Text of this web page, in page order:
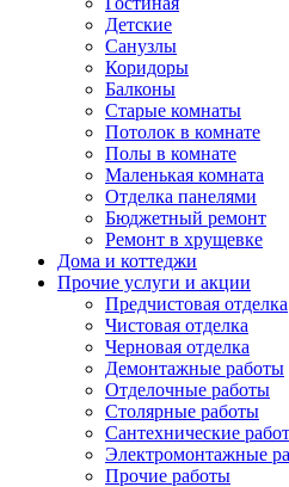
Детские
Санузлы
Коридоры
Балконы
Старые комнаты
Потолок в комнате
Полы в комнате
Маленькая комната
Отделка панелями
Бюджетный ремонт
Ремонт в хрущевке
Дома и коттеджи
Прочие услуги и акции
Предчистовая отделка
Чистовая отделка
Черновая отделка
Демонтажные работы
Отделочные работы
Столярные работы
Сантехнические
Электромонтажные
Прочие работы